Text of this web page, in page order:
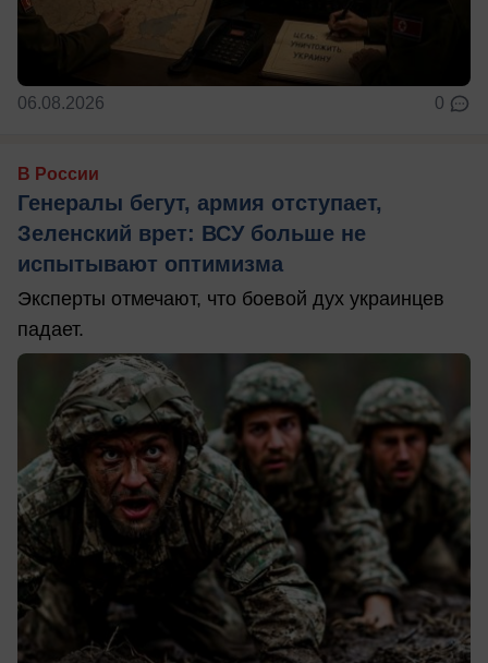
06.08.2026 0
В России
Генералы бегут, армия отступает,
Зеленский врет: ВСУ больше не
испытывают оптимизма
Эксперты отмечают, что боевой дух украинцев
падает.